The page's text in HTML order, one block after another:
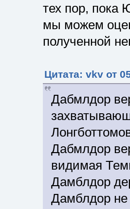
тех пор, пока
мы можем
полученной
Цитата: vkv от
Дабмлдор
Дабмлдор
видимая
Дамблдор
Дамблдор не